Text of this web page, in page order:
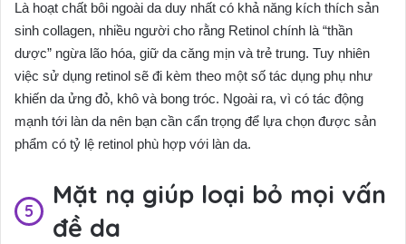
Là hoạt chất bôi ngoài da duy nhất có khả năng kích thích sản
sinh collagen, nhiều người cho rằng Retinol chính là “thần
dược” ngừa lão hóa, giữ da căng mịn và trẻ trung. Tuy nhiên
việc sử dụng retinol sẽ đi kèm theo một số tác dụng phụ như
khiến da ửng đỏ, khô và bong tróc. Ngoài ra, vì có tác động
mạnh tới làn da nên bạn cần cẩn trọng để lựa chọn được sản
phẩm có tỷ lệ retinol phù hợp với làn da.
Mặt nạ giúp loại bỏ mọi vấn
đề da